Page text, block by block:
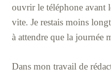
ouvrir le téléphone avant
vite. Je restais moins
à attendre que la journée
Dans mon travail de